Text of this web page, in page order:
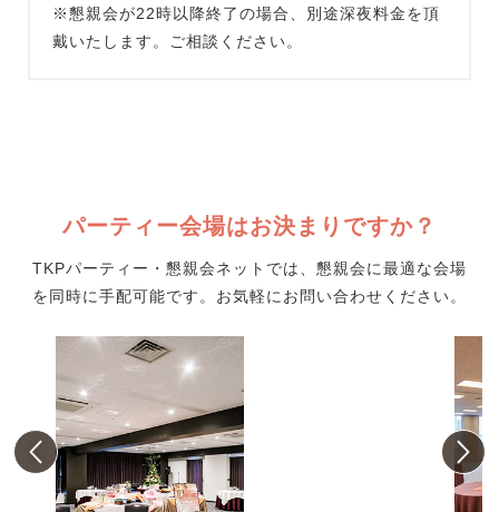
※懇親会が22時以降終了の場合、別途深夜料金を頂
戴いたします。ご相談ください。
パーティー会場はお決まりですか？
TKPパーティー・懇親会ネットでは、懇親会に最適な会場
を同時に手配可能です。お気軽にお問い合わせください。